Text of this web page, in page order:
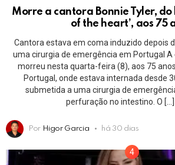
Morre a cantora Bonnie Tyler, do
of the heart’, aos 75
Cantora estava em coma induzido depois
uma cirurgia de emergência em Portugal
morreu nesta quarta-feira (8), aos 75
Portugal, onde estava internada desde
submetida a uma cirurgia de
perfuração no intestino. O […]
Por Higor Garcia há 30 dias